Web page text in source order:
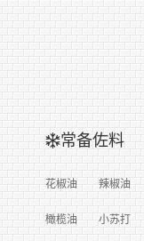
常备佐料
花椒油 辣椒油
橄榄油
小苏打